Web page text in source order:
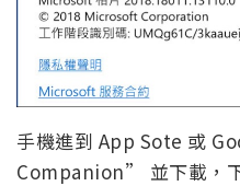
手機進到 App Sote 或
Companion” 並下載，